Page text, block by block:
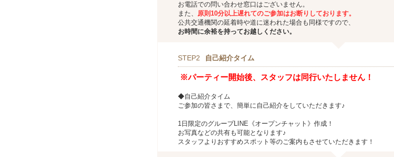
お電話での問い合わせ窓口はございません。
また、 原則10分以上遅れてのご参加はお断りしております。
公共交通機関の延着時や道に迷われた場合も同様ですので、
お時間に余裕を持ってお越しください。
STEP2 自己紹介タイム
※パーティー開始後、スタッフは同行いたしません！
◆自己紹介タイム
ご参加の皆さまで、簡単に自己紹介をしていただきます♪
1日限定のグループLINE《オープンチャット》作成！
お写真などの共有も可能となります♪
スタッフよりおすすめスポット等のご案内もさせていただきます！